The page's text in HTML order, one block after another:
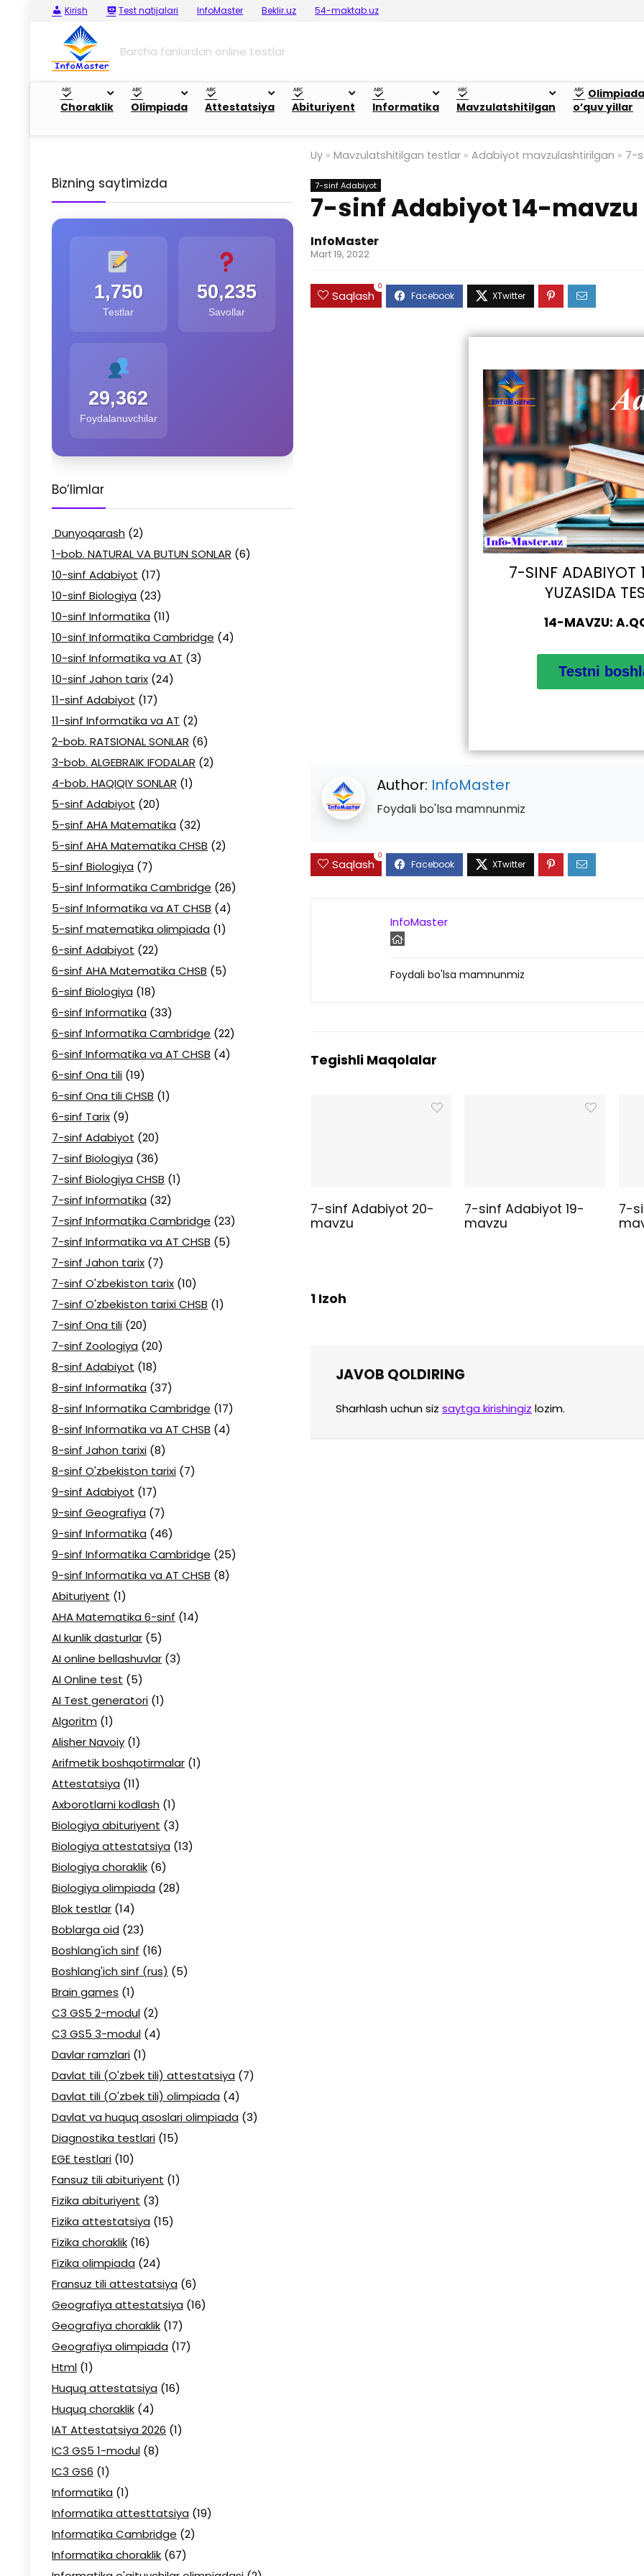
Kirish Test natijalari InfoMaster Beklir.uz 54-maktab.uz
Barcha fanlardan online testlar
Choraklik Olimpiada Attestatsiya Abituriyent Informatika Mavzulatshitilgan
o’quv yillar
Uy » Mavzulatshitilgan testlar » Adabiyot mavzulashtirilgan » 7-
7-sinf Adabiyot
7-sinf Adabiyot 14-mavzu
InfoMaster
Mart 19, 2022
Saqlash
0
7-SINF ADABIYOT
YUZASIDA
14-MAVZU:
Author: InfoMaster
Foydali bo'lsa mamnunmiz
Saqlash
0
InfoMaster
Foydali bo'lsa mamnunmiz
Tegishli Maqolalar
7-sinf Adabiyot 20-
mavzu
7-sinf Adabiyot 19-
mavzu
7-
1 Izoh
JAVOB QOLDIRING
Sharhlash uchun siz saytga kirishingiz lozim.
Bizning saytimizda
1,750
Testlar
50,235
Savollar
29,362
Foydalanuvchilar
Bo’limlar
Dunyoqarash (2)
1-bob. NATURAL VA BUTUN SONLAR (6)
10-sinf Adabiyot (17)
10-sinf Biologiya (23)
10-sinf Informatika (11)
10-sinf Informatika Cambridge (4)
10-sinf Informatika va AT (3)
10-sinf Jahon tarix (24)
11-sinf Adabiyot (17)
11-sinf Informatika va AT (2)
2-bob. RATSIONAL SONLAR (6)
3-bob. ALGEBRAIK IFODALAR (2)
4-bob. HAQIQIY SONLAR (1)
5-sinf Adabiyot (20)
5-sinf AHA Matematika (32)
5-sinf AHA Matematika CHSB (2)
5-sinf Biologiya (7)
5-sinf Informatika Cambridge (26)
5-sinf Informatika va AT CHSB (4)
5-sinf matematika olimpiada (1)
6-sinf Adabiyot (22)
6-sinf AHA Matematika CHSB (5)
6-sinf Biologiya (18)
6-sinf Informatika (33)
6-sinf Informatika Cambridge (22)
6-sinf Informatika va AT CHSB (4)
6-sinf Ona tili (19)
6-sinf Ona tili CHSB (1)
6-sinf Tarix (9)
7-sinf Adabiyot (20)
7-sinf Biologiya (36)
7-sinf Biologiya CHSB (1)
7-sinf Informatika (32)
7-sinf Informatika Cambridge (23)
7-sinf Informatika va AT CHSB (5)
7-sinf Jahon tarix (7)
7-sinf O'zbekiston tarix (10)
7-sinf O'zbekiston tarixi CHSB (1)
7-sinf Ona tili (20)
7-sinf Zoologiya (20)
8-sinf Adabiyot (18)
8-sinf Informatika (37)
8-sinf Informatika Cambridge (17)
8-sinf Informatika va AT CHSB (4)
8-sinf Jahon tarixi (8)
8-sinf O'zbekiston tarixi (7)
9-sinf Adabiyot (17)
9-sinf Geografiya (7)
9-sinf Informatika (46)
9-sinf Informatika Cambridge (25)
9-sinf Informatika va AT CHSB (8)
Abituriyent (1)
AHA Matematika 6-sinf (14)
AI kunlik dasturlar (5)
AI online bellashuvlar (3)
AI Online test (5)
AI Test generatori (1)
Algoritm (1)
Alisher Navoiy (1)
Arifmetik boshqotirmalar (1)
Attestatsiya (11)
Axborotlarni kodlash (1)
Biologiya abituriyent (3)
Biologiya attestatsiya (13)
Biologiya choraklik (6)
Biologiya olimpiada (28)
Blok testlar (14)
Boblarga oid (23)
Boshlang'ich sinf (16)
Boshlang'ich sinf (rus) (5)
Brain games (1)
C3 GS5 2-modul (2)
C3 GS5 3-modul (4)
Davlar ramzlari (1)
Davlat tili (O'zbek tili) attestatsiya (7)
Davlat tili (O'zbek tili) olimpiada (4)
Davlat va huquq asoslari olimpiada (3)
Diagnostika testlari (15)
EGE testlari (10)
Fansuz tili abituriyent (1)
Fizika abituriyent (3)
Fizika attestatsiya (15)
Fizika choraklik (16)
Fizika olimpiada (24)
Fransuz tili attestatsiya (6)
Geografiya attestatsiya (16)
Geografiya choraklik (17)
Geografiya olimpiada (17)
Html (1)
Huquq attestatsiya (16)
Huquq choraklik (4)
IAT Attestatsiya 2026 (1)
IC3 GS5 1-modul (8)
IC3 GS6 (1)
Informatika (1)
Informatika attesttatsiya (19)
Informatika Cambridge (2)
Informatika choraklik (67)